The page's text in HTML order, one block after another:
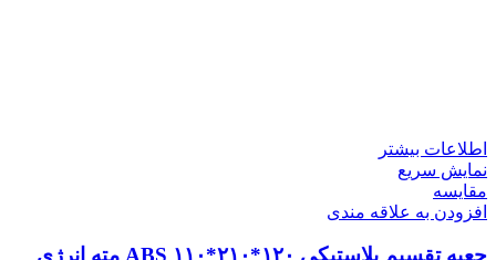
اطلاعات بیشتر
نمایش سریع
مقايسه
افزودن به علاقه مندی
جعبه تقسیم پلاستیکی ABS ۱۱۰*۲۱۰*۱۲۰ مته انرژی